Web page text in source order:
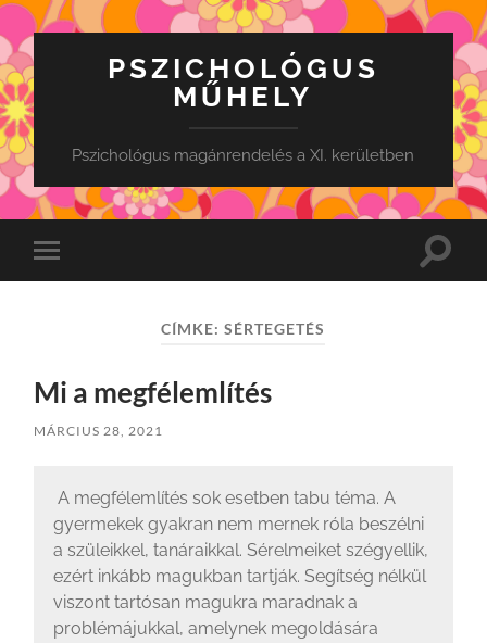
PSZICHOLÓGUS
MŰHELY
Pszichológus magánrendelés a XI. kerületben
Toggle
mobile
Toggle
CÍMKE:SÉRTEGETÉS
Mi a megfélemlítés
MÁRCIUS 28, 2021
A megfélemlítés sok esetben tabu téma. A
gyermekek gyakran nem mernek róla beszélni
a szüleikkel, tanáraikkal. Sérelmeiket szégyellik,
ezért inkább magukban tartják. Segítség nélkül
viszont tartósan magukra maradnak a
problémájukkal, amelynek megoldására